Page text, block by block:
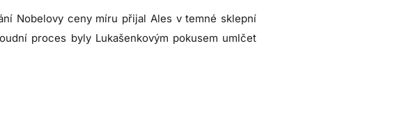
Nobelovy ceny míru přijal Ales v temné sklepní
proces byly Lukašenkovým pokusem umlčet